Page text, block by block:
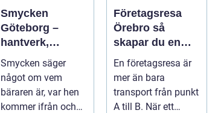
Smycken
Göteborg –
hantverk,
historia och
personligt
uttryck
Smycken säger
något om vem
bäraren är, var hen
kommer ifrån och
Företagsresa
Örebro så
skapar du en
effektiv och
minnesvärd resa
En företagsresa är
mer än bara
transport från punkt
A till B. När ett